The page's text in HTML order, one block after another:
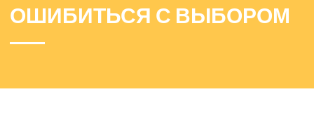
ОШИБИТЬСЯ С ВЫБОРОМ